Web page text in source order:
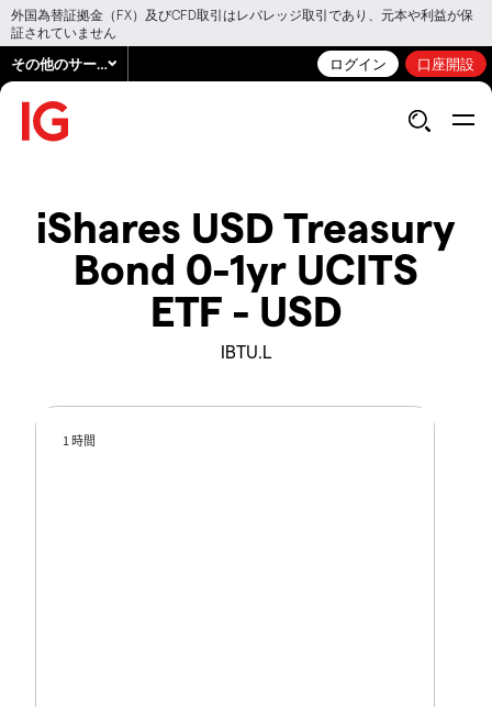
外国為替証拠金（FX）及びCFD取引はレバレッジ取引であり、元本や利益が保
証されていません
その他のサービス ログイン 口座開設
iShares USD Treasury
Bond 0-1yr UCITS
ETF - USD
IBTU.L
1 時間